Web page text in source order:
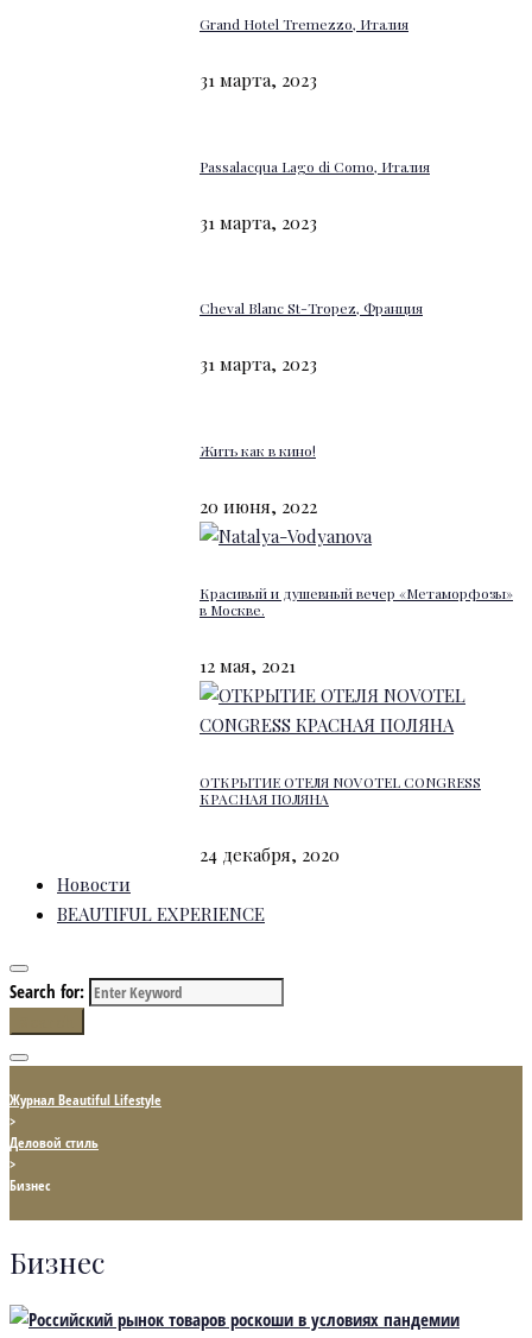
Grand Hotel Tremezzo, Италия
31 марта, 2023
Passalacqua Lago di Como, Италия
31 марта, 2023
Cheval Blanc St-Tropez, Франция
31 марта, 2023
Жить как в кино!
20 июня, 2022
Красивый и душевный вечер «Метаморфозы»
в Москве.
12 мая, 2021
ОТКРЫТИЕ ОТЕЛЯ NOVOTEL CONGRESS
КРАСНАЯ ПОЛЯНА
24 декабря, 2020
Новости
BEAUTIFUL EXPERIENCE
Search for:
Журнал Beautiful Lifestyle
>
Деловой стиль
>
Бизнес
Бизнес